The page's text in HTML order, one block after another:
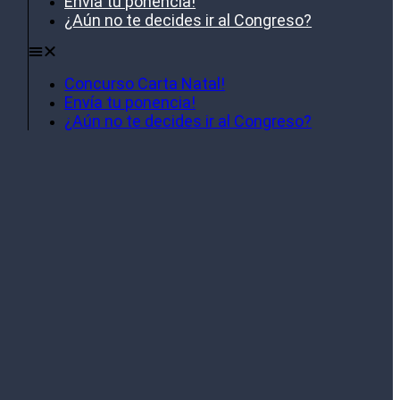
¿Aún no te decides ir al Congreso?
Concurso Carta Natal!
Envía tu ponencia!
¿Aún no te decides ir al Congreso?